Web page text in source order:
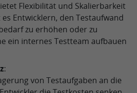
Flexibilität und Skalierbarkeit
Entwicklern, den Testaufwand
zu erhöhen oder zu
ein internes Testteam aufbauen
:
von Testaufgaben an die